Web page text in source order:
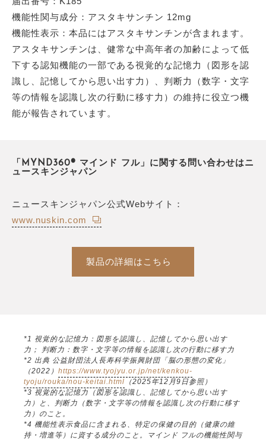
機能性関与成分：アスタキサンチン 12mg
機能性表示：本品にはアスタキサンチンが含まれます。
アスタキサンチンは、健常な中高年者の加齢によって低
下する認知機能の一部である視覚的な記憶力（図形を認
識し、記憶してから思い出す力）、判断力（数字・文字
等の情報を認識し次の行動に移す力）の維持に役立つ機
能が報告されています。
「MYND360® マインド フル」に関する問い合わせはニ
ュースキンジャパン
ニュースキンジャパン公式Webサイト：
www.nuskin.com
製品の詳細はこちら
*1 視覚的な記憶力：図形を認識し、記憶してから思い出す
力； 判断力：数字・文字等の情報を認識し次の行動に移す力
*2 出典 公益財団法人長寿科学振興財団「脳の形態の変化」
（2022） https://www.tyojyu.or.jp/net/kenkou-
tyoju/rouka/nou-keitai.html （2025年12月9日参照）
*3 視覚的な記憶力（図形を認識し、記憶してから思い出す
力）と、判断力（数字・文字等の情報を認識し次の行動に移す
力）のこと。
*4 機能性表示食品に含まれる、特定の保健の目的（健康の維
持・増進等）に資する成分のこと。マインド フルの機能性関与